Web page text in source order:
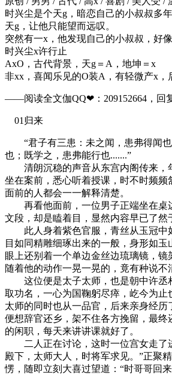
时兴尘是个天g，暗恋自己的小叔叔多
天g，让他只能望而远叹。
突然有一x，他发现自己的小叔叔，好
时兴尘x许行止
AxO，古代背景，天g＝A，地坤＝x
非xx，喜闻乐见的O装A，有轻微产x，
——阅读全文伽QQ❤：209152664，回
01归来
“君子有三患：未之闻，患弗得闻也
也；既学之，患弗能行也.......”
清朗沉稳的声音从东宫内阁传来，
坐在案前，悉心听着授课，时不时频频
面前的人都会一一解释清楚。
再看他面前，一位男子正端坐在桌
文段，却是瞌着目，显然内容早已了然
此人身着紫色官服，青丝从玉冠中
目如同精雕细琢出来的一般，身形如
眼上还别着一个单边金丝边琉璃镜，镜
随着他的动作一晃一晃的，竟有种说不
这位便是太子太师，也是朝中许丞
取功名，一心为国鞠躬尽瘁，屹今为止
太师的同时也从一品官，后来亲身经历
便想辞官还乡，架不住各方挽留，最终
的闲职，每天来讲讲课就好了。
二人正在讨论，这时一位宫女走了
殿下，太师大人，时将军求见。”正聚
愣，随即立刻大喜过望道：“时哥哥回